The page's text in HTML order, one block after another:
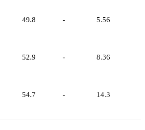
49.8 - 5.56
52.9 - 8.36
54.7 - 14.3